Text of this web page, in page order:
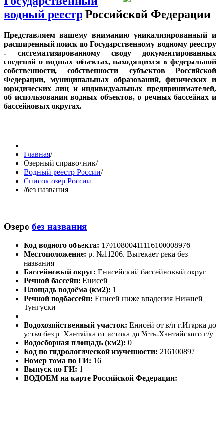
водный реестр Российской Федерации
Представляем вашему вниманию уникализированный и
расширенный поиск по Государственному водному реестру
- систематизированному своду документированных
сведений о водных объектах, находящихся в федеральной
собственности, собственности субъектов Российской
Федерации, муниципальных образований, физических и
юридических лиц и индивидуальных предпринимателей,
об использовании водных объектов, о речных бассейнах и
бассейновых округах.
Главная/
Озерный справочник/
Водный реестр России/
Список озер России
/без названия
Озеро без названия
Код водного объекта: 17010800411116100008976
Местоположение: р. №11206. Вытекает река без
названия
Бассейновый округ: Енисейский бассейновый округ
Речной бассейн: Енисей
Площадь водоёма (км2): 1
Речной подбассейн: Енисей ниже впадения Нижней
Тунгуски
Водохозяйственный участок: Енисей от в/п г.Игарка до
устья без р. Хантайка от истока до Усть-Хантайского г/у
Водосборная площадь (км2): 0
Код по гидрологической изученности: 216100897
Номер тома по ГИ: 16
Выпуск по ГИ: 1
ВОДОЕМ на карте Российской Федерации: